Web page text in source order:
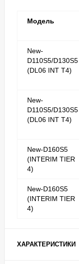
Модель
New-
D110S5/D130S5
(DL06 INT T4)
New-
D110S5/D130S5
(DL06 INT T4)
New-D160S5
(INTERIM TIER
4)
New-D160S5
(INTERIM TIER
4)
ХАРАКТЕРИСТИКИ